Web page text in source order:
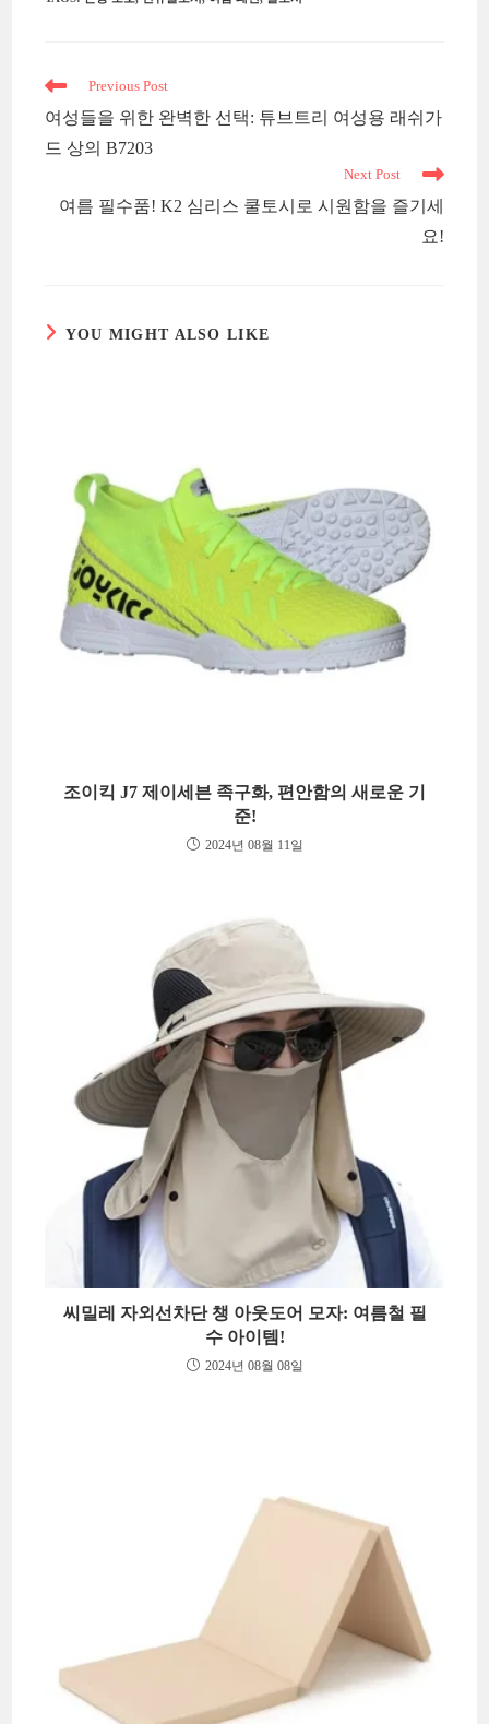
Read
articles
Previous Post
여성들을 위한 완벽한 선택: 튜브트리 여성용 래쉬가
드 상의 B7203
Next Post
여름 필수품! K2 심리스 쿨토시로 시원함을 즐기세
요!
YOU MIGHT ALSO LIKE
조이킥 J7 제이세븐 족구화, 편안함의 새로운 기
준!
2024년 08월 11일
씨밀레 자외선차단 챙 아웃도어 모자: 여름철 필
수 아이템!
2024년 08월 08일